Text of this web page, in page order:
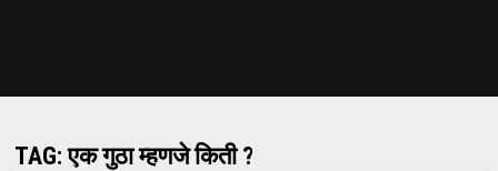
TAG:एक गुठा म्हणजे किती ?